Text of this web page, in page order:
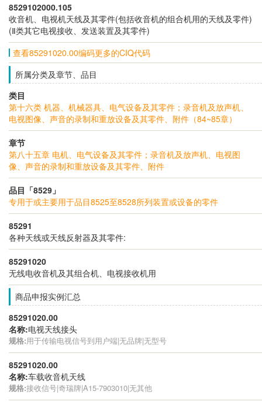
8529102000.105
收音机、电视机天线及其零件(包括收音机的组合机用的天线及零件)
(Ⅱ类其它电视接收、发送装置及其零件)
查看85291020.00编码更多的CIQ代码
所属分类及章节、品目
类目
第十六类 机器、机械器具、电气设备及其零件；录音机及放声机、
电视图像、声音的录制和重放设备及其零件、附件（84~85章）
章节
第八十五章 电机、电气设备及其零件；录音机及放声机、电视图
像、声音的录制和重放设备及其零件、附件
品目「8529」
专用于或主要用于品目8525至8528所列装置或设备的零件
85291
各种天线或天线反射器及其零件:
85291020
无线电收音机及其组合机、电视接收机用
商品申报实例汇总
85291020.00
名称:电视天线接头
规格:用于传输电视信号到用户端|无品牌|无型号
85291020.00
名称:车载收音机天线
规格:接收信号|奇瑞牌|A15-7903010|无其他